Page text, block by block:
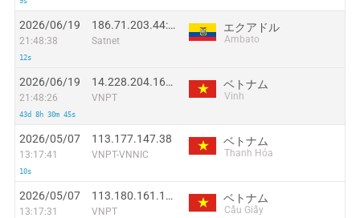
2026/06/19
21:48:38
12s
186.71.203.44:35531
Satnet
エクアドル
Ambato
2026/06/19
21:48:26
43d 8h 30m 45s
14.228.204.166:37975
VNPT
ベトナム
Vinh
2026/05/07
13:17:41
10s
113.177.147.38
VNPT-VNNIC
ベトナム
Thanh Hóa
2026/05/07
13:17:31
113.180.161.147
VNPT
ベトナム
Cầu Giấy